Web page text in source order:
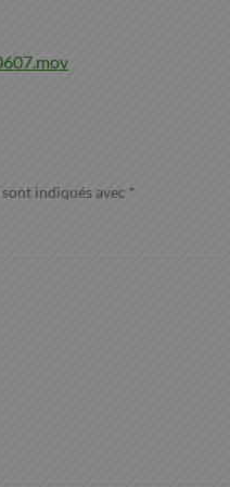
indiqués avec *